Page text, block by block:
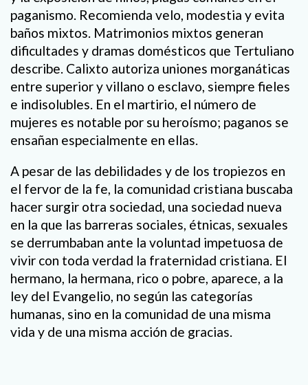
paganismo. Recomienda velo, modestia y evita
baños mixtos. Matrimonios mixtos generan
dificultades y dramas domésticos que Tertuliano
describe. Calixto autoriza uniones morganáticas
entre superior y villano o esclavo, siempre fieles
e indisolubles. En el martirio, el número de
mujeres es notable por su heroísmo; paganos se
ensañan especialmente en ellas.
A pesar de las debilidades y de los tropiezos en
el fervor de la fe, la comunidad cristiana buscaba
hacer surgir otra sociedad, una sociedad nueva
en la que las barreras sociales, étnicas, sexuales
se derrumbaban ante la voluntad impetuosa de
vivir con toda verdad la fraternidad cristiana. El
hermano, la hermana, rico o pobre, aparece, a la
ley del Evangelio, no según las categorías
humanas, sino en la comunidad de una misma
vida y de una misma acción de gracias.